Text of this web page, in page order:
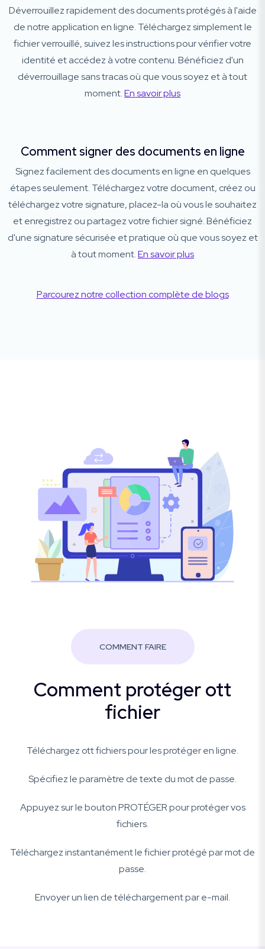
Déverrouillez rapidement des documents protégés à l'aide
de notre application en ligne. Téléchargez simplement le
fichier verrouillé, suivez les instructions pour vérifier votre
identité et accédez à votre contenu. Bénéficiez d'un
déverrouillage sans tracas où que vous soyez et à tout
moment.En savoir plus
Comment signer des documents en ligne
Signez facilement des documents en ligne en quelques
étapes seulement. Téléchargez votre document, créez ou
téléchargez votre signature, placez-la où vous le souhaitez
et enregistrez ou partagez votre fichier signé. Bénéficiez
d'une signature sécurisée et pratique où que vous soyez et
à tout moment.En savoir plus
Parcourez notre collection complète de blogs
COMMENT FAIRE
Comment protéger ott
fichier
Téléchargez ott fichiers pour les protéger en ligne.
Spécifiez le paramètre de texte du mot de passe.
Appuyez sur le bouton PROTÉGER pour protéger vos
fichiers.
Téléchargez instantanément le fichier protégé par mot de
passe.
Envoyer un lien de téléchargement par e-mail.